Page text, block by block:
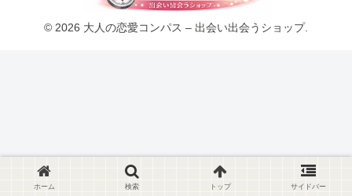
© 2026 大人の恋愛コンパス – 出会い出会うショップ.
ホーム 検索 トップ サイドバー